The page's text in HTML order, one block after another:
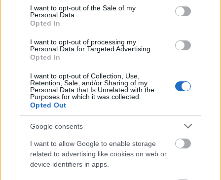
consent section.
I want to opt-out of the Sale of my
Personal Data.
Opted In
I want to opt-out of processing my
Personal Data for Targeted Advertising.
Opted In
I want to opt-out of Collection, Use,
Retention, Sale, and/or Sharing of my
Personal Data that Is Unrelated with the
Purposes for which it was collected.
Opted Out
Google consents
I want to allow Google to enable storage
related to advertising like cookies on web or
device identifiers in apps.
απόψεων για τη θέση της Γεωργίας στη διεθνή
οινική σκηνή υπογράμμισε τη στρατηγική σημασία
δύο χωρών.